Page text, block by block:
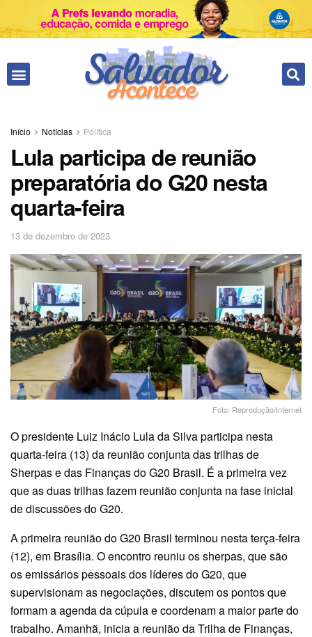
Início Notícias Política
Lula participa de reunião
preparatória do G20 nesta
quarta-feira
13 de dezembro de 2023
Foto: Reprodução/Internet
O presidente Luiz Inácio Lula da Silva participa nesta
quarta-feira (13) da reunião conjunta das trilhas de
Sherpas e das Finanças do G20 Brasil. É a primeira vez
que as duas trilhas fazem reunião conjunta na fase inicial
de discussões do G20.
A primeira reunião do G20 Brasil terminou nesta terça-feira
(12), em Brasília. O encontro reuniu os sherpas, que são
os emissários pessoais dos líderes do G20, que
supervisionam as negociações, discutem os pontos que
formam a agenda da cúpula e coordenam a maior parte do
trabalho. Amanhã, inicia a reunião da Trilha de Finanças,